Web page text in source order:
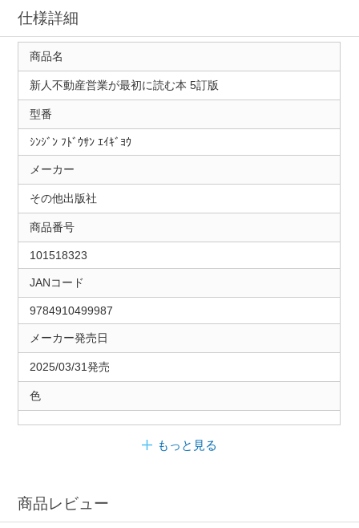
仕様詳細
商品名
新人不動産営業が最初に読む本 5訂版
型番
ｼﾝｼﾞﾝ ﾌﾄﾞｳｻﾝ ｴｲｷﾞﾖｳ
メーカー
その他出版社
商品番号
101518323
JANコード
9784910499987
メーカー発売日
2025/03/31発売
色
もっと見る
商品レビュー